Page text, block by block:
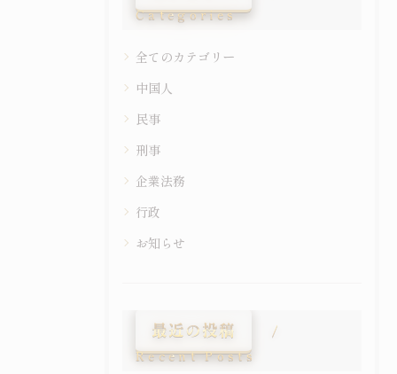
Categories
全てのカテゴリー
中国人
民事
刑事
企業法務
行政
お知らせ
最近の投稿
Recent Posts